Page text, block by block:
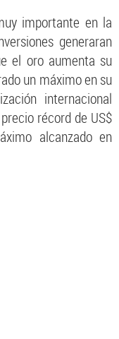
importante en la
generaran
el oro aumenta su
un máximo en su
internacional
récord de US$
alcanzado en